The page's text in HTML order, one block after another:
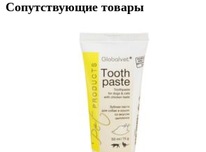
Сопутствующие товары